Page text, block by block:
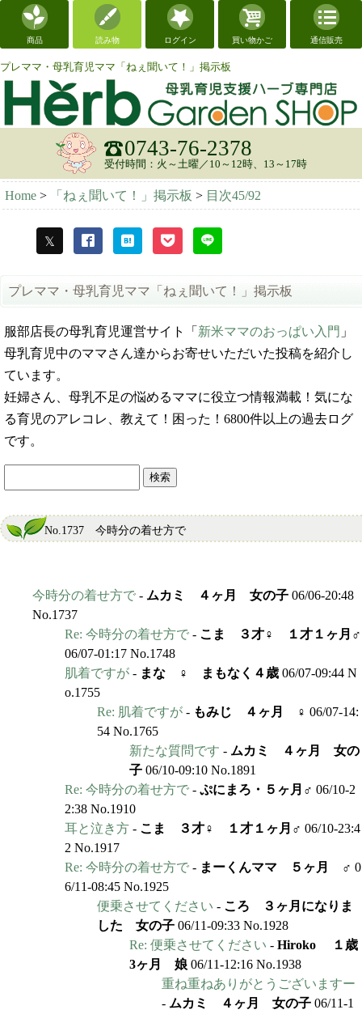
商品 読み物 ログイン 買い物かご 通信販売
プレママ・母乳育児ママ「ねぇ聞いて！」掲示板
0743-76-2378
受付時間：火～土曜／10～12時、13～17時
Home > 「ねぇ聞いて！」掲示板 > 目次45/92
プレママ・母乳育児ママ「ねぇ聞いて！」掲示板
服部店長の母乳育児運営サイト「 新米ママのおっぱい入門 」
母乳育児中のママさん達からお寄せいただいた投稿を紹介し
ています。
妊婦さん、母乳不足の悩めるママに役立つ情報満載！気にな
る育児のアレコレ、教えて！困った！6800件以上の過去ログ
です。
No.1737 今時分の着せ方で
今時分の着せ方で - ムカミ ４ヶ月 女の子 06/06-20:48
No.1737
Re: 今時分の着せ方で - こま ３才♀ １才１ヶ月♂
06/07-01:17 No.1748
肌着ですが - まな ♀ まもなく４歳 06/07-09:44 N
o.1755
Re: 肌着ですが - もみじ ４ヶ月 ♀ 06/07-14:
54 No.1765
新たな質問です - ムカミ ４ヶ月 女の
子 06/10-09:10 No.1891
Re: 今時分の着せ方で - ぷにまろ・５ヶ月♂ 06/10-2
2:38 No.1910
耳と泣き方 - こま ３才♀ １才１ヶ月♂ 06/10-23:4
2 No.1917
Re: 今時分の着せ方で - まーくんママ ５ヶ月 ♂ 0
6/11-08:45 No.1925
便乗させてください - ころ ３ヶ月になりま
した 女の子 06/11-09:33 No.1928
Re: 便乗させてください - Hiroko １歳
3ヶ月 娘 06/11-12:16 No.1938
重ね重ねありがとうございますー
- ムカミ ４ヶ月 女の子 06/11-1